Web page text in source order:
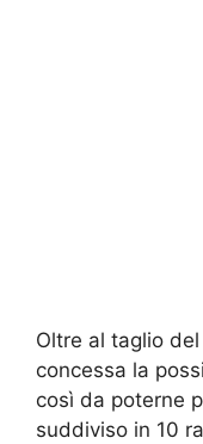
Oltre al taglio
concessa la
così da poterne
suddiviso in 10